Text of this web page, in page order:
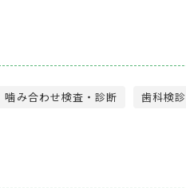
噛み合わせ検査・診断 歯科検診